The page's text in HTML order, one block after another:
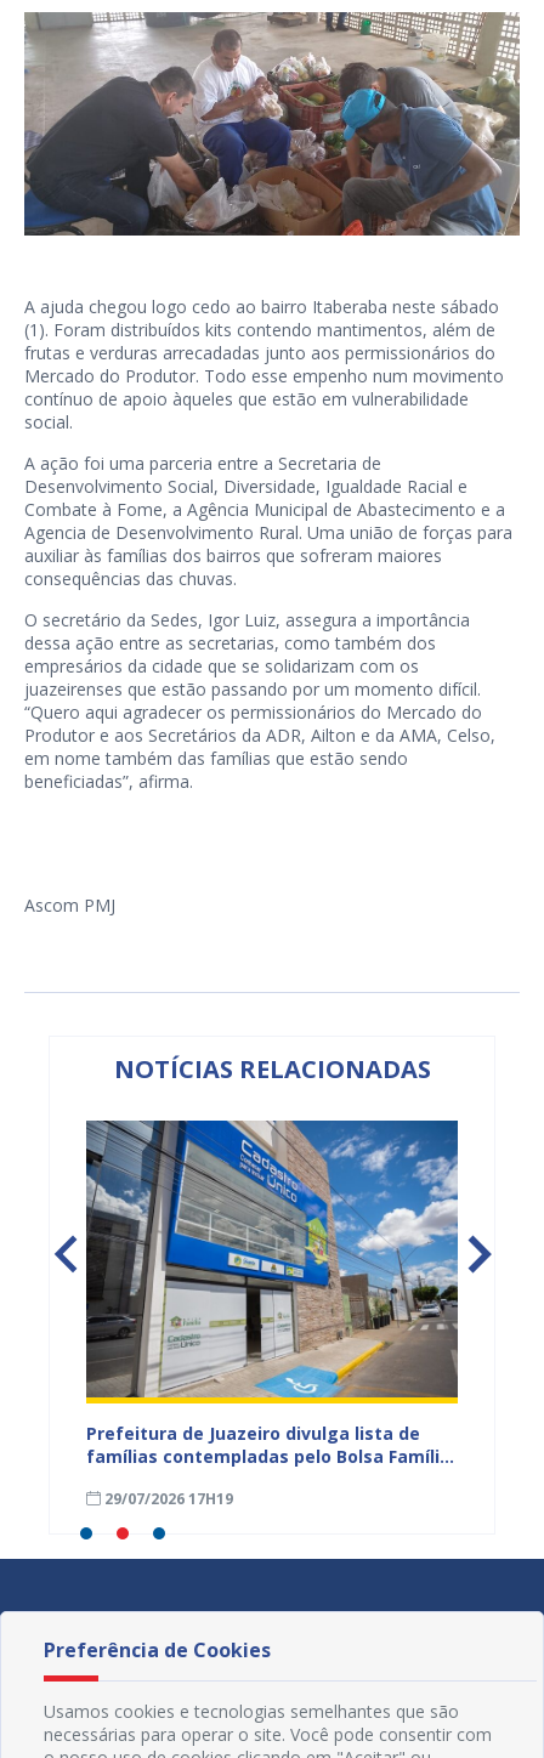
A ajuda chegou logo cedo ao bairro Itaberaba neste sábado
(1). Foram distribuídos kits contendo mantimentos, além de
frutas e verduras arrecadadas junto aos permissionários do
Mercado do Produtor. Todo esse empenho num movimento
contínuo de apoio àqueles que estão em vulnerabilidade
social.
A ação foi uma parceria entre a Secretaria de
Desenvolvimento Social, Diversidade, Igualdade Racial e
Combate à Fome, a Agência Municipal de Abastecimento e a
Agencia de Desenvolvimento Rural. Uma união de forças para
auxiliar às famílias dos bairros que sofreram maiores
consequências das chuvas.
O secretário da Sedes, Igor Luiz, assegura a importância
dessa ação entre as secretarias, como também dos
empresários da cidade que se solidarizam com os
juazeirenses que estão passando por um momento difícil.
“Quero aqui agradecer os permissionários do Mercado do
Produtor e aos Secretários da ADR, Ailton e da AMA, Celso,
em nome também das famílias que estão sendo
beneficiadas”, afirma.
Ascom PMJ
NOTÍCIAS RELACIONADAS
Prefeitura de Juazeiro divulga lista de
famílias contempladas pelo Bolsa Família
29/07/2026 17H19
Preferência de Cookies
Usamos cookies e tecnologias semelhantes que são
necessárias para operar o site. Você pode consentir com